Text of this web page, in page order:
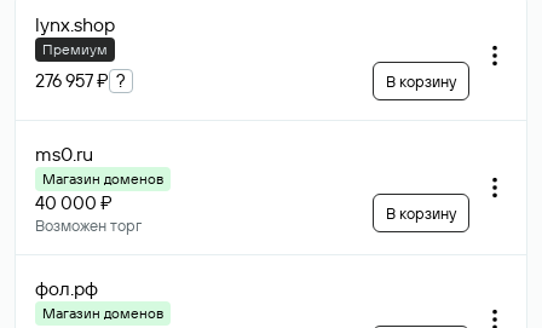
lynx.shop
Премиум
276 957 ₽ ? В корзину
ms0.ru
Магазин доменов
40 000 ₽
Возможен торг
В корзину
фол.рф
Магазин доменов